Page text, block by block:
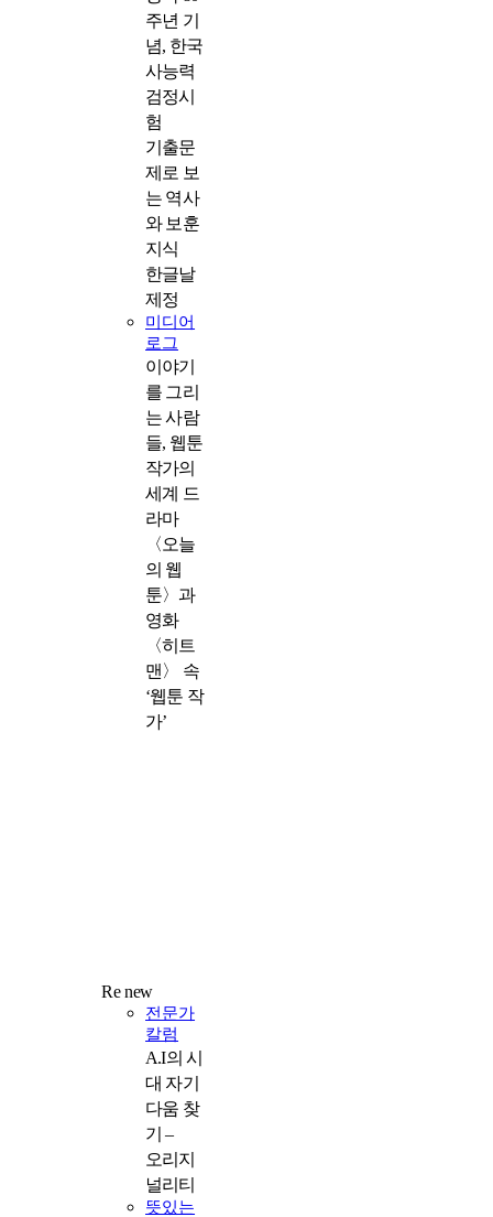
주년 기
념, 한국
사능력
검정시
험
기출문
제로 보
는 역사
와 보훈
지식
한글날
제정
미디어
로그
이야기
를 그리
는 사람
들, 웹툰
작가의
세계 드
라마
〈오늘
의 웹
툰〉과
영화
〈히트
맨〉 속
‘웹툰 작
가’
Re new
전문가
칼럼
A.I의 시
대 자기
다움 찾
기 –
오리지
널리티
뜻있는